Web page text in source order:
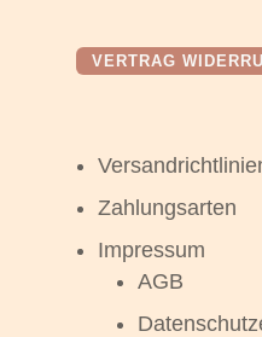
VERTRAG
Zahlungsarten
Impressum
AGB